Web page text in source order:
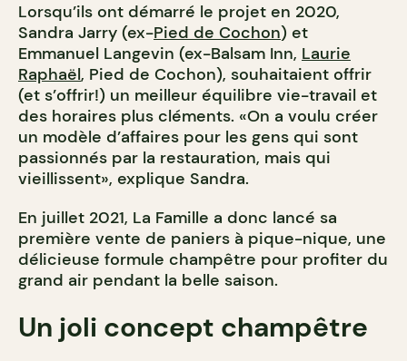
Lorsqu’ils ont démarré le projet en 2020,
Sandra Jarry (ex-Pied de Cochon) et
Emmanuel Langevin (ex-Balsam Inn, Laurie
Raphaël, Pied de Cochon), souhaitaient offrir
(et s’offrir!) un meilleur équilibre vie-travail et
des horaires plus cléments. «On a voulu créer
un modèle d’affaires pour les gens qui sont
passionnés par la restauration, mais qui
vieillissent», explique Sandra.
En juillet 2021, La Famille a donc lancé sa
première vente de paniers à pique-nique, une
délicieuse formule champêtre pour profiter du
grand air pendant la belle saison.
Un joli concept champêtre